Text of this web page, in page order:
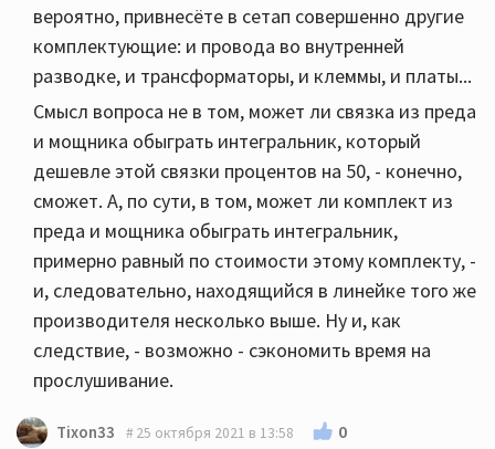
вероятно, привнесёте в сетап совершенно другие
комплектующие: и провода во внутренней
разводке, и трансформаторы, и клеммы, и платы...
Смысл вопроса не в том, может ли связка из преда
и мощника обыграть интегральник, который
дешевле этой связки процентов на 50, - конечно,
сможет. А, по сути, в том, может ли комплект из
преда и мощника обыграть интегральник,
примерно равный по стоимости этому комплекту, -
и, следовательно, находящийся в линейке того же
производителя несколько выше. Ну и, как
следствие, - возможно - сэкономить время на
прослушивание.
Tixon33 25 октября 2021 в 13:58 0